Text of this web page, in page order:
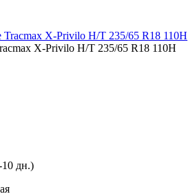
X-Privilo H/T 235/65 R18 110H
10 дн.)